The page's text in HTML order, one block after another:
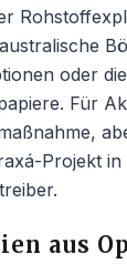
oder
Für
Projekt
aus